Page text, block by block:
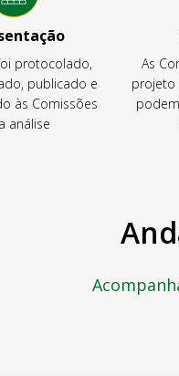
protocolado,
publicado e
às Comissões
análise
As
projeto